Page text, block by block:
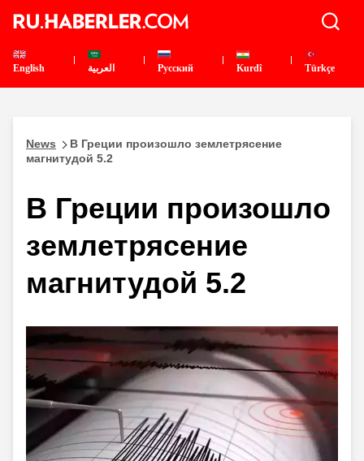
English العربية Pусский Kurdî Türkçe
News
В Греции произошло землетрясение
магнитудой 5.2
В Греции произошло
землетрясение
магнитудой 5.2